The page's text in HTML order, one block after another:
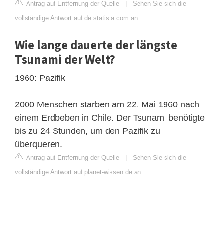
Antrag auf Entfernung der Quelle | Sehen Sie sich die
vollständige Antwort auf de.statista.com an
Wie lange dauerte der längste
Tsunami der Welt?
1960: Pazifik
2000 Menschen starben am 22. Mai 1960 nach
einem Erdbeben in Chile. Der Tsunami benötigte
bis zu 24 Stunden, um den Pazifik zu
überqueren.
Antrag auf Entfernung der Quelle | Sehen Sie sich die
vollständige Antwort auf planet-wissen.de an